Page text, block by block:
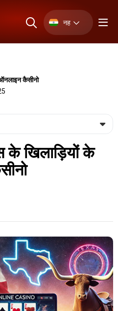
नह
कैसीनो
खिलाड़ियों के